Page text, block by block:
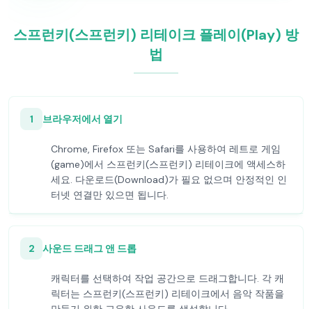
스프런키(스프런키) 리테이크 플레이(Play) 방
법
1 브라우저에서 열기
Chrome, Firefox 또는 Safari를 사용하여 레트로 게임
(game)에서 스프런키(스프런키) 리테이크에 액세스하
세요. 다운로드(Download)가 필요 없으며 안정적인 인
터넷 연결만 있으면 됩니다.
2 사운드 드래그 앤 드롭
캐릭터를 선택하여 작업 공간으로 드래그합니다. 각 캐
릭터는 스프런키(스프런키) 리테이크에서 음악 작품을